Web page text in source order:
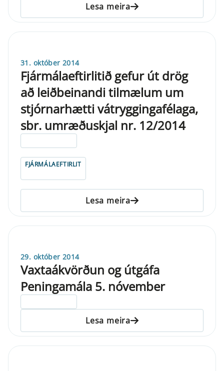
Lesa meira
31. október 2014
Fjármálaeftirlitið gefur út drög
að leiðbeinandi tilmælum um
stjórnarhætti vátryggingafélaga,
sbr. umræðuskjal nr. 12/2014
FJÁRMÁLAEFTIRLIT
Lesa meira
29. október 2014
Vaxtaákvörðun og útgáfa
Peningamála 5. nóvember
Lesa meira